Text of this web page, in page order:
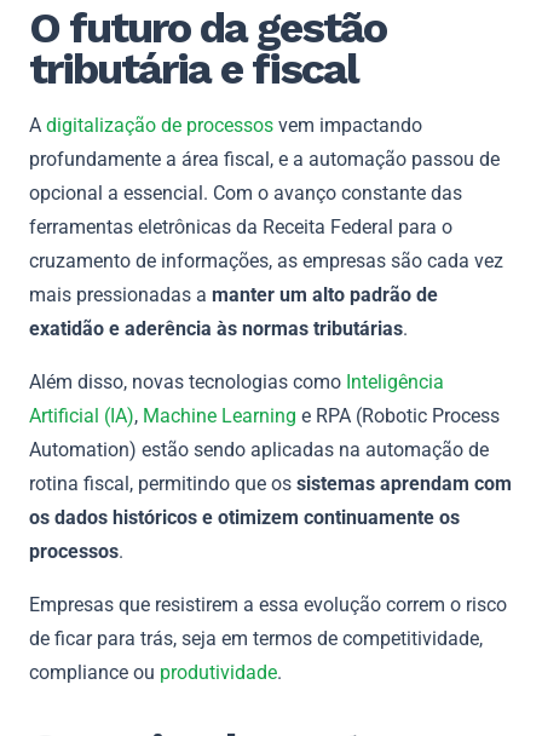
O futuro da gestão
tributária e fiscal
A digitalização de processos vem impactando
profundamente a área fiscal, e a automação passou de
opcional a essencial. Com o avanço constante das
ferramentas eletrônicas da Receita Federal para o
cruzamento de informações, as empresas são cada vez
mais pressionadas a manter um alto padrão de
exatidão e aderência às normas tributárias.
Além disso, novas tecnologias como Inteligência
Artificial (IA), Machine Learning e RPA (Robotic Process
Automation) estão sendo aplicadas na automação de
rotina fiscal, permitindo que os sistemas aprendam com
os dados históricos e otimizem continuamente os
processos.
Empresas que resistirem a essa evolução correm o risco
de ficar para trás, seja em termos de competitividade,
compliance ou produtividade.